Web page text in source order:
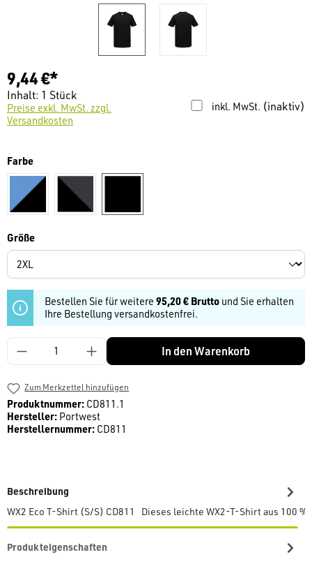
9,44 €*
Inhalt: 1 Stück
inkl. MwSt. (inaktiv)
Preise exkl. MwSt. zzgl.
Versandkosten
Farbeauswählen
schwarz/blauschwarz/grau
Größeauswählen
Bestellen Sie für weitere 95,20 € Brutto und Sie erhalten
Ihre Bestellung versandkostenfrei.
Produkt Anzahl: Gib den gewünschten Wert
In den Warenkorb
Zum Merkzettel hinzufügen
Produktnummer: CD811.1
Hersteller: Portwest
Herstellernummer: CD811
Beschreibung
WX2 Eco T-Shirt (S/S) CD811 Dieses leichte WX2-T-Shirt aus 100
Produkteigenschaften